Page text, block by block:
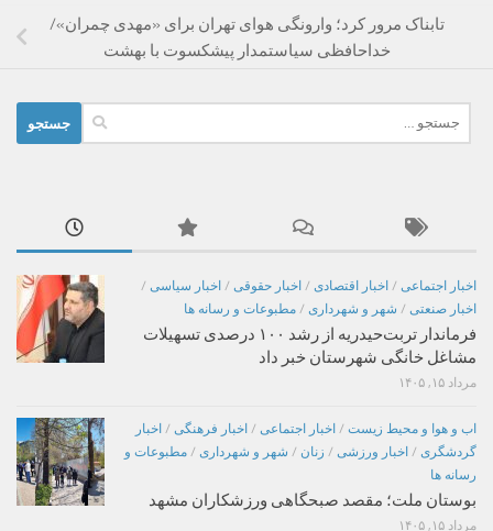
تابناک مرور کرد؛ وارونگی هوای تهران برای «مهدی چمران»/
خداحافظی سیاستمدار پیشکسوت با بهشت
برای:
اخبار اجتماعی / اخبار اقتصادی / اخبار حقوقی / اخبار سیاسی /
اخبار صنعتی / شهر و شهرداری / مطبوعات و رسانه ها
فرماندار تربت‌حیدریه از رشد ۱۰۰ درصدی تسهیلات
مشاغل خانگی شهرستان خبر داد
مرداد ۱۵, ۱۴۰۵
اب و هوا و محیط زیست / اخبار اجتماعی / اخبار فرهنگی / اخبار
گردشگری / اخبار ورزشی / زنان / شهر و شهرداری / مطبوعات و
رسانه ها
بوستان ملت؛ مقصد صبحگاهی ورزشکاران مشهد
مرداد ۱۵, ۱۴۰۵